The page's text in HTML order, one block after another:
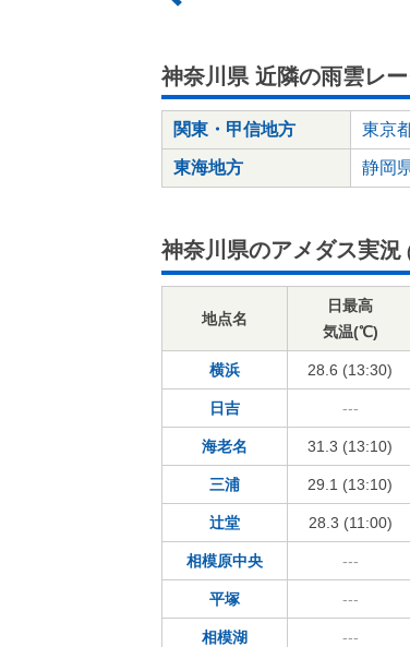
神奈川県 近隣の雨雲レ
関東・甲信地方 東京
東海地方 静岡
神奈川県のアメダス実況
地点名
日最高
気温(℃)
横浜 28.6 (13:30)
日吉 ---
海老名 31.3 (13:10)
三浦 29.1 (13:10)
辻堂 28.3 (11:00)
相模原中央 ---
平塚 ---
相模湖 ---